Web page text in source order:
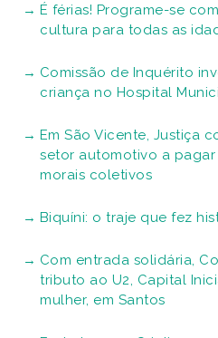
É férias! Programe-se
cultura para todas as
Comissão de Inquérito
criança no Hospital
Em São Vicente, Justiça
setor automotivo a pagar
morais coletivos
Biquíni: o traje que fez
Com entrada solidária,
tributo ao U2, Capital
mulher, em Santos